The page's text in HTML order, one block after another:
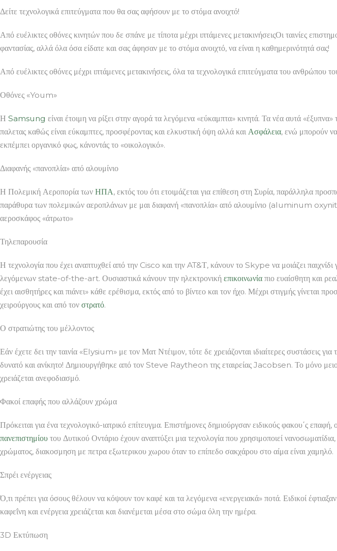
Δείτε τεχνολογικά επιτεύγματα που θα σας αφήσουν με το στόμα ανοιχτό!
Από ευέλικτες οθόνες κινητών που δε σπάνε με τίποτα μέχρι ιπτάμενες μετακινήσειςΟι ταινίες
φαντασίας, αλλά όλα όσα είδατε και σας άφησαν με το στόμα ανοιχτό, να είναι η καθημερινότητά σας!
Από ευέλικτες οθόνες μέχρι ιπτάμενες μετακινήσεις, όλα τα τεχνολογικά επιτεύγματα του ανθρώπου
Οθόνες «Youm»
Η Samsung είναι έτοιμη να ρίξει στην αγορά τα λεγόμενα «εύκαμπτα» κινητά. Τα νέα αυτά
παλετας καθώς είναι εύκαμπτες, προσφέροντας και ελκυστική όψη αλλά και Ασφάλεια, ενώ μπορούν
εκπέμπει οργανικό φως, κάνοντάς το «οικολογικό».
Διαφανής «πανοπλία» από αλουμίνιο
Η Πολεμική Αεροπορία των ΗΠΑ, εκτός του ότι ετοιμάζεται για επίθεση στη Συρία, παράλληλα
παράθυρα των πολεμικών αεροπλάνων με μαι διαφανή «πανοπλία« από αλουμίνιο (aluminum
αεροσκάφος «άτρωτο»
Τηλεπαρουσία
Η τεχνολογία που έχει αναπτυχθεί από την Cisco και την AT&Τ, κάνουν το Skype να μοιάζει παιχνίδι
λεγόμενων state-of-the-art. Ουσιαστικά κάνουν την ηλεκτρονική επικοινωνία πιο ευαίσθητη και
έχει αισθητήρες και πιάνει» κάθε ερέθισμα, εκτός από το βίντεο και τον ήχο. Μέχρι στιγμής
χειρούργους και από τον στρατό.
Ο στρατιώτης του μέλλοντος
Εάν έχετε δει την ταινία «Elysium» με τον Ματ Ντέιμον, τότε δε χρειάζονται ιδιαίτερες συστάσεις
δυνατό και ανίκητο! Δημιουργήθηκε από τον Steve Raytheon της εταιρείας Jacobsen. Το μόνο
χρειάζεται ανεφοδιασμό.
Φακοί επαφής που αλλάζουν χρώμα
Πρόκειται για ένα τεχνολογικό-ιατρικό επίτευγμα. Επιστήμονες δημιούργσαν ειδικούς φακου΄ς
πανεπιστημίου του Δυτικού Οντάριο έχουν αναπτύξει μια τεχνολογία που χρησιμοποιεί
χρώματος, διακοσμηση με πετρα εξωτερικου χωρου όταν το επίπεδο σακχάρου στο αίμα είναι χαμηλό.
Σπρέι ενέργειας
Ό,τι πρέπει για όσους θέλουν να κόψουν τον καφέ και τα λεγόμενα «ενεργειακά» ποτά. Ειδικοί
καφεΐνη και ενέργεια χρειάζεται και διανέμεται μέσα στο σώμα όλη την ημέρα.
3D Εκτύπωση